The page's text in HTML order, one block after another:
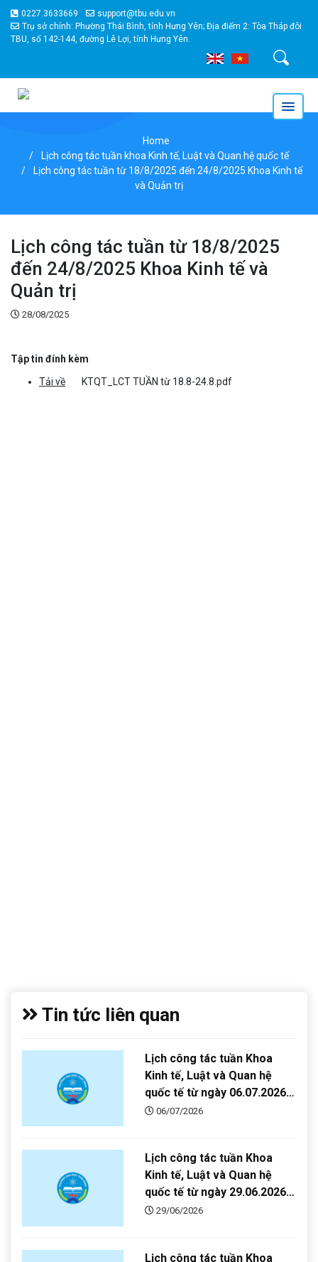
0227.3633669
support@tbu.edu.vn
Trụ sở chính: Phường Thái Bình, tỉnh Hưng Yên; Địa điểm 2: Tòa Tháp đôi
TBU, số 142-144, đường Lê Lợi, tỉnh Hưng Yên.
Tìm kiếm
Home
Lịch công tác tuần khoa Kinh tế, Luật và Quan hệ quốc tế
Lịch công tác tuần từ 18/8/2025 đến 24/8/2025 Khoa Kinh tế
và Quản trị
Lịch công tác tuần từ 18/8/2025
đến 24/8/2025 Khoa Kinh tế và
Quản trị
28/08/2025
Tập tin đính kèm
Tải về
KTQT_LCT TUẦN từ 18.8-24.8.pdf
Tin tức liên quan
Lịch công tác tuần Khoa
Kinh tế, Luật và Quan hệ
quốc tế từ ngày 06.07.2026-
12.07.2026
06/07/2026
Lịch công tác tuần Khoa
Kinh tế, Luật và Quan hệ
quốc tế từ ngày 29.06.2026-
05.07.2026
29/06/2026
Lịch công tác tuần Khoa